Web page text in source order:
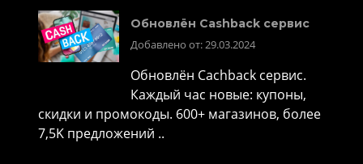
Обновлён Cashback сервис
Добавлено от: 29.03.2024
Обновлён Cachback сервис.
Каждый час новые: купоны,
скидки и промокоды. 600+ магазинов, более
7,5K предложений ..